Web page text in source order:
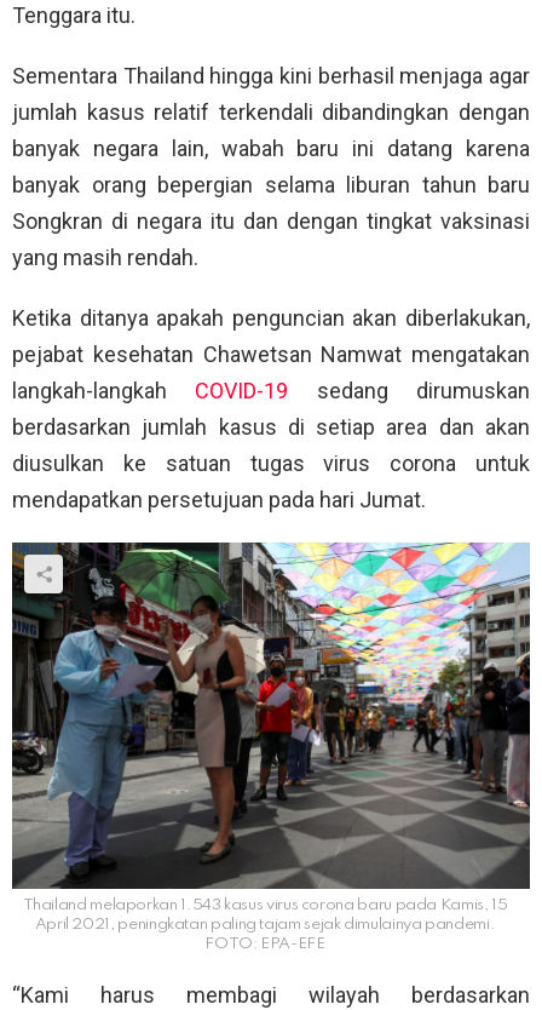
Tenggara itu.
Sementara Thailand hingga kini berhasil menjaga agar
jumlah kasus relatif terkendali dibandingkan dengan
banyak negara lain, wabah baru ini datang karena
banyak orang bepergian selama liburan tahun baru
Songkran di negara itu dan dengan tingkat vaksinasi
yang masih rendah.
Ketika ditanya apakah penguncian akan diberlakukan,
pejabat kesehatan Chawetsan Namwat mengatakan
langkah-langkah COVID-19 sedang dirumuskan
berdasarkan jumlah kasus di setiap area dan akan
diusulkan ke satuan tugas virus corona untuk
mendapatkan persetujuan pada hari Jumat.
Thailand melaporkan 1.543 kasus virus corona baru pada Kamis, 15
April 2021, peningkatan paling tajam sejak dimulainya pandemi.
FOTO: EPA-EFE
“Kami harus membagi wilayah berdasarkan